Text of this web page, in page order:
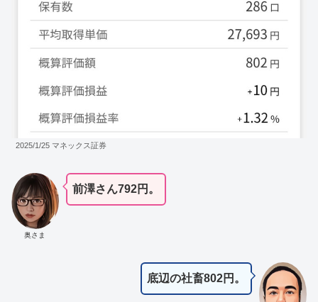
2025/1/25 マネックス証券
奥さま
前澤さん792円。
底辺の社畜802円。